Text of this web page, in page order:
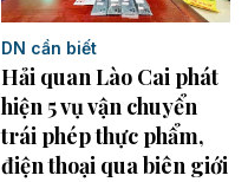
DN cần biết
Hải quan Lào Cai phát
hiện 5 vụ vận chuyển
trái phép thực phẩm,
điện thoại qua biên giới